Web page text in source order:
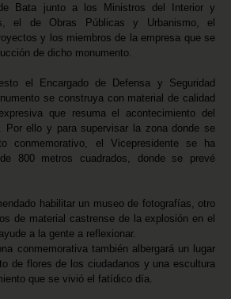
Bata junto a los Ministros del Interior y
el de Obras Públicas y Urbanismo, el
y los miembros de la empresa que se
de dicho monumento.
el Encargado de Defensa y Seguridad
se construya con material de calidad
que resuma el acontecimiento del
Por ello y para supervisar la zona donde se
conmemorativo, el Vicepresidente se ha
800 metros cuadrados, donde se prevé
habilitar un museo de fotografías, otro
de material castrense de la explosión en el
a la gente a reflexionar.
conmemorativa también albergará un lugar
de flores de los ciudadanos y una escultura
que se vivió el fatídico día.